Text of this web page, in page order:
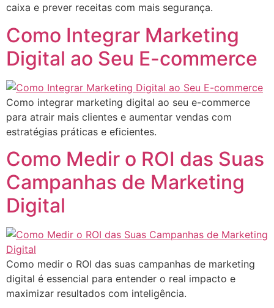
caixa e prever receitas com mais segurança.
Como Integrar Marketing
Digital ao Seu E-commerce
Como integrar marketing digital ao seu e-commerce
para atrair mais clientes e aumentar vendas com
estratégias práticas e eficientes.
Como Medir o ROI das Suas
Campanhas de Marketing
Digital
Como medir o ROI das suas campanhas de marketing
digital é essencial para entender o real impacto e
maximizar resultados com inteligência.